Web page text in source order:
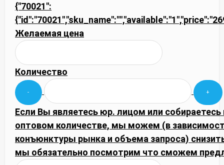
{"70021":
Желаемая цена
Количество
Если Вы являетесь юр. лицом или собираетесь
оптовом количестве, мы можем (в
конъюнктуры рынка и объема запроса)
мы обязательно посмотрим что сможем